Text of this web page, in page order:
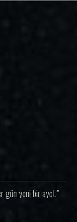
gün yeni bir ayet.”